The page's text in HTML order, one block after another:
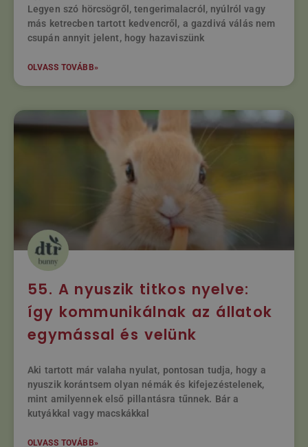
Legyen szó hörcsögről, tengerimalacról, nyúlról vagy
más ketrecben tartott kedvencről, a gazdivá válás nem
csupán annyit jelent, hogy hazaviszünk
OLVASS TOVÁBB»
55. A nyuszik titkos nyelve:
így kommunikálnak az állatok
egymással és velünk
Aki tartott már valaha nyulat, pontosan tudja, hogy a
nyuszik korántsem olyan némák és kifejezéstelenek,
mint amilyennek első pillantásra tűnnek. Bár a
kutyákkal vagy macskákkal
OLVASS TOVÁBB»